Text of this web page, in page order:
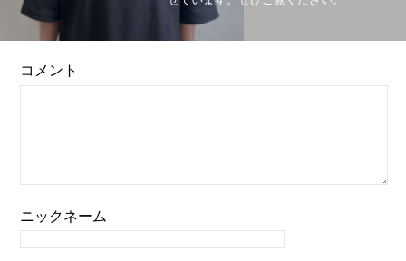
コメント
ニックネーム